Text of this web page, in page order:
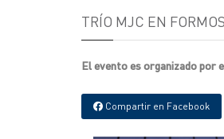
TRÍO MJC EN
El evento es organizado por
Compartir en Facebook